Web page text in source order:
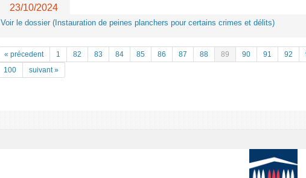
23/10/2024
Voir le dossier (Instauration de peines planchers pour certains crimes et délits)
« précedent 1 82 83 84 85 86 87 88 89 90 91 92
100
suivant »